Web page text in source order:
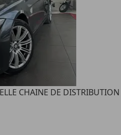
CHAINE DE DISTRIBUTION